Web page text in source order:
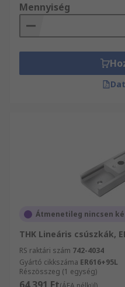
Mennyiség
Átmenetileg nincsen
THK Lineáris csúszkák,
RS raktári szám 742-4034
Gyártó cikkszáma ER616+95L
Részösszeg (1 egység)